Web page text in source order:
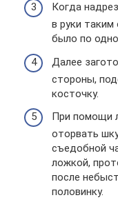
Когда
в руки
было по
Далее
стороны,
косточку.
При помощи
оторвать
съедобной
ложкой,
после
половинку.